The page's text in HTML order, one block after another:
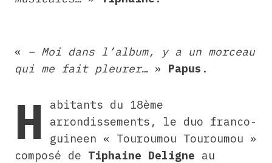
« – Moi dans l’album, y a un morceau
qui me fait pleurer… » Papus .
H
abitants du 18ème
arrondissements, le duo franco-
guineen « Touroumou Touroumou »
composé de Tiphaine Deligne au